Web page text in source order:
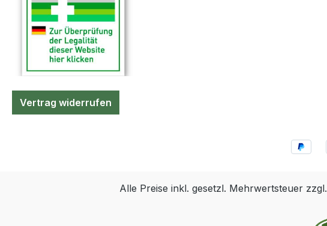
Vertrag widerrufen
Alle Preise inkl. gesetzl. Mehrwertsteuer zzgl.